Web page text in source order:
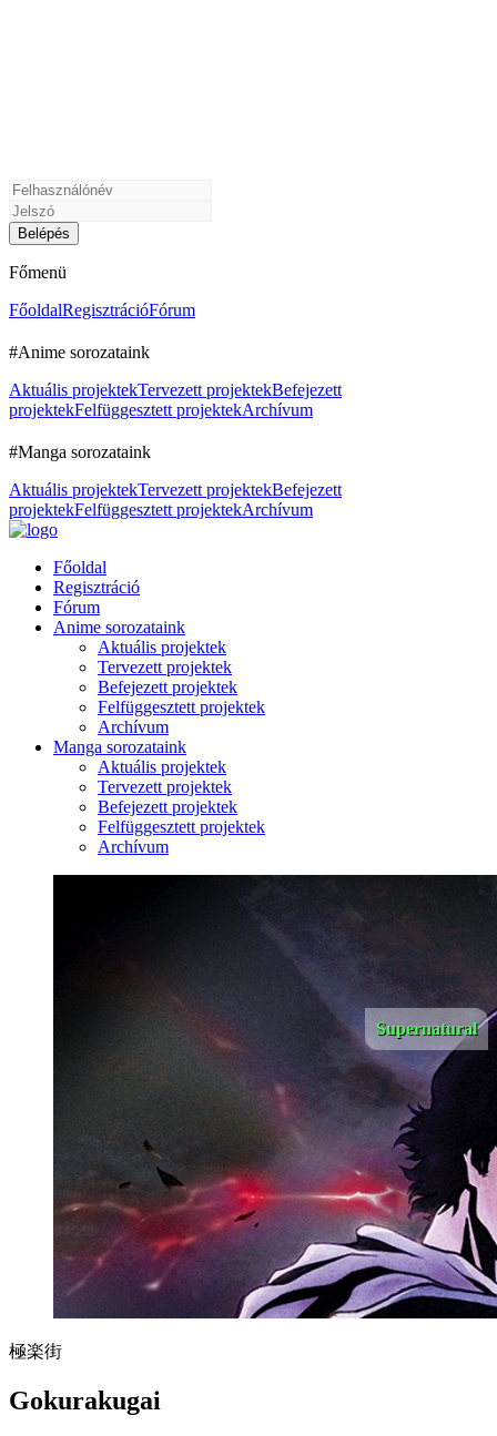
Főmenü
FőoldalRegisztrációFórum
#Anime sorozataink
Aktuális projektekTervezett projektekBefejezett
projektekFelfüggesztett projektekArchívum
#Manga sorozataink
Aktuális projektekTervezett projektekBefejezett
projektekFelfüggesztett projektekArchívum
Főoldal
Regisztráció
Fórum
Anime sorozataink
Aktuális projektek
Tervezett projektek
Befejezett projektek
Felfüggesztett projektek
Archívum
Manga sorozataink
Aktuális projektek
Tervezett projektek
Befejezett projektek
Felfüggesztett projektek
Archívum
Supernatural
極楽街
Gokurakugai